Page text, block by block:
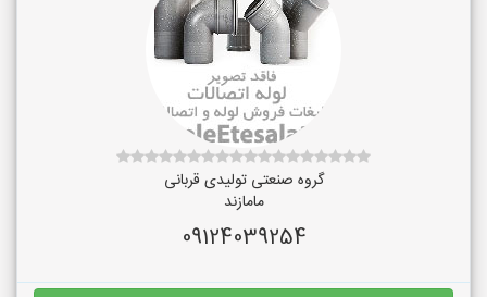
گروه صنعتی تولیدی قربانی
مامازند
09124039254